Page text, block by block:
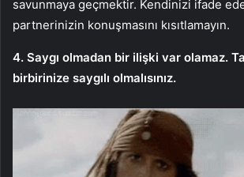
savunmaya geçmektir. Kendinizi ifade
partnerinizin konuşmasını kısıtlamayın.
4. Saygı olmadan bir ilişki var olamaz.
birbirinize saygılı olmalısınız.